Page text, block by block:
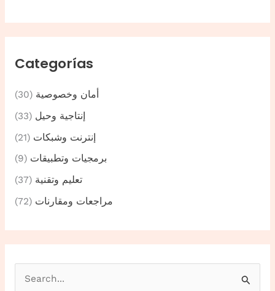
Categorías
أمان وخصوصية (30)
إنتاجية وحيل (33)
إنترنت وشبكات (21)
برمجيات وتطبيقات (9)
تعليم وتقنية (37)
مراجعات ومقارنات (72)